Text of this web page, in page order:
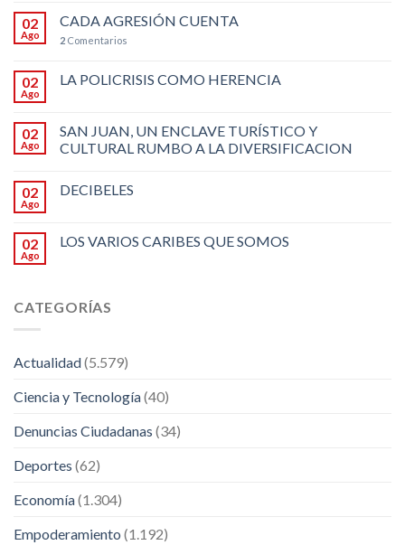
02
Ago
CADA AGRESIÓN CUENTA
2 Comentarios
02
Ago
LA POLICRISIS COMO HERENCIA
02
Ago
SAN JUAN, UN ENCLAVE TURÍSTICO Y
CULTURAL RUMBO A LA DIVERSIFICACION
02
Ago
DECIBELES
02
Ago
LOS VARIOS CARIBES QUE SOMOS
CATEGORÍAS
Actualidad(5.579)
Ciencia y Tecnología(40)
Denuncias Ciudadanas (34)
Deportes (62)
Economía(1.304)
Empoderamiento (1.192)